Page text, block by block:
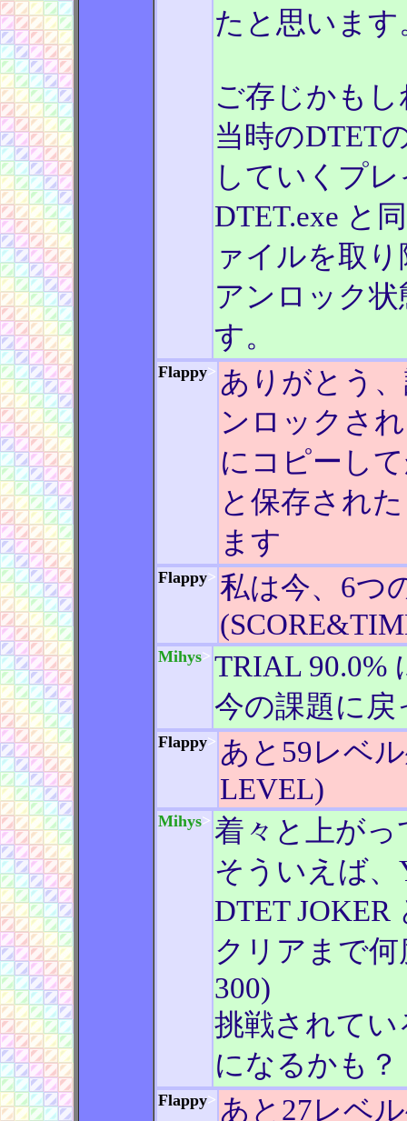
たと思います
ご存じかも
当時のDTET
していくプ
DTET.exe と
ァイルを取
アンロック
す。
Flappy> ありがとう
ンロックさ
にコピーし
と保存され
ます
Flappy> 私は今、6つ
Mihys> TRIAL 90.0%
今の課題に
Flappy> あと59レベ
LEVEL)
Mihys> 着々と上が
そういえば、
DTET
クリアまで
300)
挑戦されて
になるかも？
Flappy> あと27レベ